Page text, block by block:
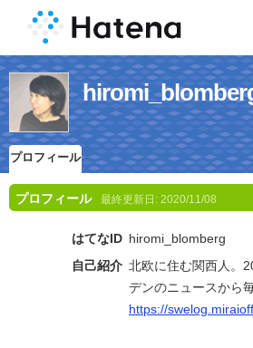
プロフィール
プロフィール 最終更新日: 2020/11/08
はてなID hiromi_blomberg
自己紹介 北欧に住む関西人。
デンのニュースから
https://